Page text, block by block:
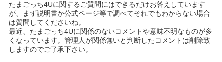
たまごっち4Uに関するご質問にはできるだけお答えしています
が、まず説明書か公式ページ等で調べてそれでもわからない場合
は質問してくださいね。
最近、たまごっち4Uに関係のないコメントや意味不明なものが多
くなっています。管理人が関係無いと判断したコメントは削除致
しますのでご了承下さい。